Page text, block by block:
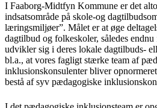
I Faaborg-Midtfyn Kommune er det
indsatsområde på skole-og
læringsmiljøer”. Målet er at øge
dagtilbud og folkeskoler, således
udvikler sig i deres lokale dagtilbuds-
bl.a., at vores fagligt stærke team af
inklusionskonsulenter bliver
bestå af syv pædagogiske